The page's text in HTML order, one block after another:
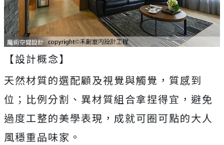
【設計概念】
天然材質的選配顧及視覺與觸覺，質感到
位；比例分割、異材質組合拿捏得宜，避免
過度工整的美學表現，成就可圈可點的大人
風穩重品味家。